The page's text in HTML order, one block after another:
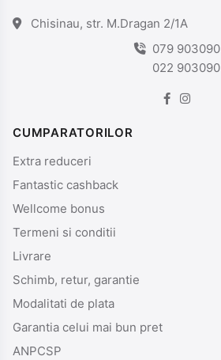
Chisinau, str. M.Dragan 2/1A
079 903090
022 903090
CUMPARATORILOR
Extra reduceri
Fantastic cashback
Wellcome bonus
Termeni si conditii
Livrare
Schimb, retur, garantie
Modalitati de plata
Garantia celui mai bun pret
ANPCSP